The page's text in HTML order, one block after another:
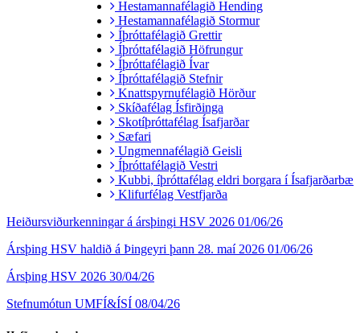
Hestamannafélagið Hending
Hestamannafélagið Stormur
Íþróttafélagið Grettir
Íþróttafélagið Höfrungur
Íþróttafélagið Ívar
Íþróttafélagið Stefnir
Knattspyrnufélagið Hörður
Skíðafélag Ísfirðinga
Skotíþróttafélag Ísafjarðar
Sæfari
Ungmennafélagið Geisli
Íþróttafélagið Vestri
Kubbi, íþróttafélag eldri borgara í Ísafjarðarbæ
Klifurfélag Vestfjarða
Heiðursviðurkenningar á ársþingi HSV 2026 01/06/26
Ársþing HSV haldið á Þingeyri þann 28. maí 2026 01/06/26
Ársþing HSV 2026 30/04/26
Stefnumótun UMFÍ&ÍSÍ 08/04/26